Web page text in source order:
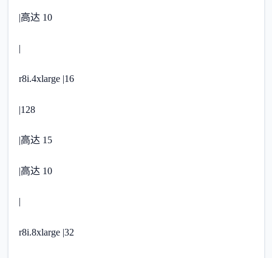
|高达 10
|
r8i.4xlarge |16
|128
|高达 15
|高达 10
|
r8i.8xlarge |32